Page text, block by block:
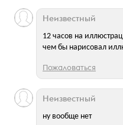
12 часов на
чем бы нарисовал
Неизвестный
Пожаловаться
ну вообще нет
Неизвестный